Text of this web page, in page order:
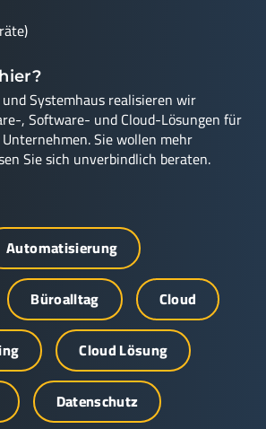
Systemhaus realisieren wir
, Software- und Cloud-Lösungen für
Sie wollen mehr
Sie sich unverbindlich beraten.
Automatisierung
Büroalltag
Cloud
Cloud Lösung
Datenschutz